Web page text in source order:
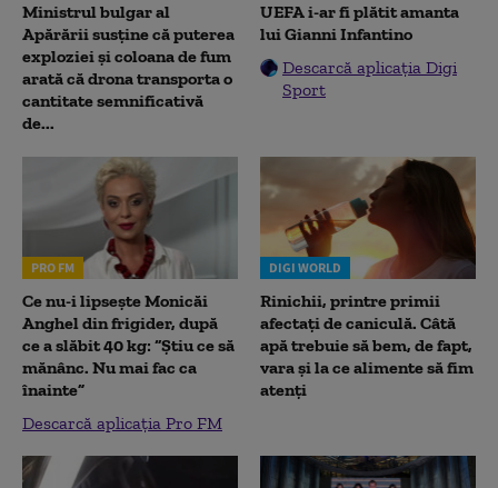
Ministrul bulgar al
Apărării susține că puterea
exploziei și coloana de fum
arată că drona transporta o
cantitate semnificativă
de...
UEFA i-ar fi plătit amanta
lui Gianni Infantino
Descarcă aplicația Digi
Sport
PRO FM
Ce nu-i lipsește Monicăi
Anghel din frigider, după
ce a slăbit 40 kg: “Știu ce să
mănânc. Nu mai fac ca
înainte”
Descarcă aplicația Pro FM
DIGI WORLD
Rinichii, printre primii
afectați de caniculă. Câtă
apă trebuie să bem, de fapt,
vara și la ce alimente să fim
atenți